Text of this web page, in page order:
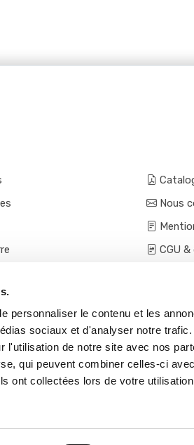
personnaliser le contenu et les
sociaux et d'analyser notre
l'utilisation de notre site avec nos
qui peuvent combiner celles-ci
ont collectées lors de votre
Nous
CGU